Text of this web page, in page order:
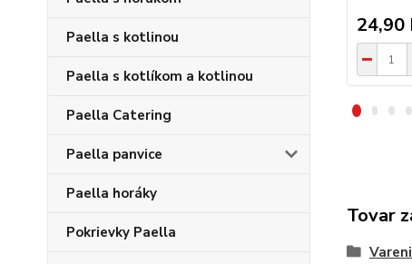
Paella s kotlinou
Paella s kotlíkom a kotlinou
Paella Catering
Paella panvice
Paella horáky
Pokrievky Paella
24,90
Tovar